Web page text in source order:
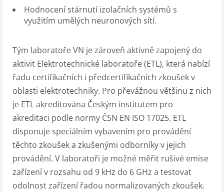
Hodnocení stárnutí izolačních systémů s
využitím umělých neuronových sítí.
Tým laboratoře VN je zároveň aktivně zapojený do
aktivit Elektrotechnické laboratoře (ETL), která nabízí
řadu certifikačních i předcertifikačních zkoušek v
oblasti elektrotechniky. Pro převážnou většinu z nich
je ETL akreditována Českým institutem pro
akreditaci podle normy ČSN EN ISO 17025. ETL
disponuje speciálním vybavením pro provádění
těchto zkoušek a zkušenými odborníky v jejich
provádění. V laboratoři je možné měřit rušivé emise
zařízení v rozsahu od 9 kHz do 6 GHz a testovat
odolnost zařízení řadou normalizovaných zkoušek.